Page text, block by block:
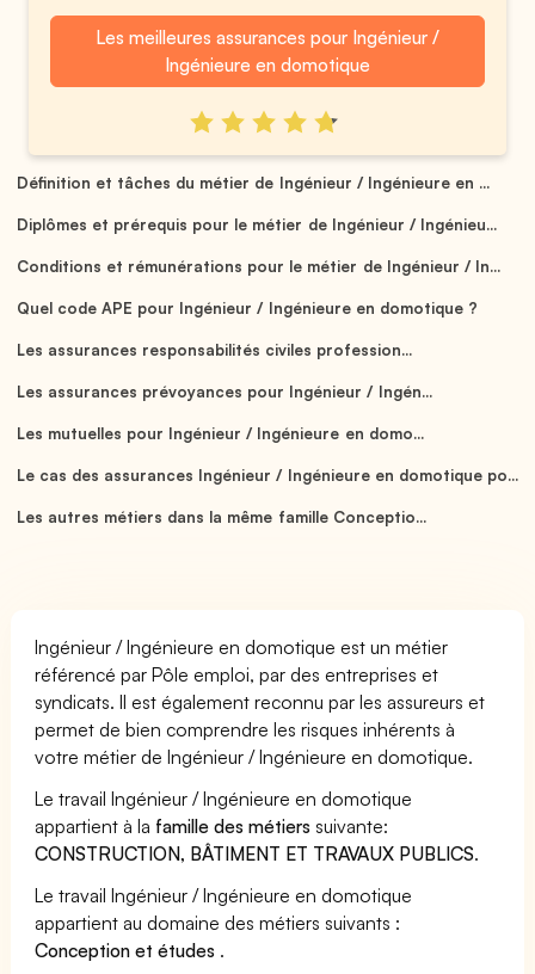
Les meilleures assurances pour Ingénieur /
Ingénieure en domotique
Définition et tâches du métier de Ingénieur / Ingénieure en ...
Diplômes et prérequis pour le métier de Ingénieur / Ingénieu...
Conditions et rémunérations pour le métier de Ingénieur / In...
Quel code APE pour Ingénieur / Ingénieure en domotique ?
Les assurances responsabilités civiles profession...
Les assurances prévoyances pour Ingénieur / Ingén...
Les mutuelles pour Ingénieur / Ingénieure en domo...
Le cas des assurances Ingénieur / Ingénieure en domotique po...
Les autres métiers dans la même famille Conceptio...
Ingénieur / Ingénieure en domotique est un métier
référencé par Pôle emploi, par des entreprises et
syndicats. Il est également reconnu par les assureurs et
permet de bien comprendre les risques inhérents à
votre métier de Ingénieur / Ingénieure en domotique.
Le travail Ingénieur / Ingénieure en domotique
appartient à la famille des métiers suivante:
CONSTRUCTION, BÂTIMENT ET TRAVAUX PUBLICS.
Le travail Ingénieur / Ingénieure en domotique
appartient au domaine des métiers suivants :
Conception et études .